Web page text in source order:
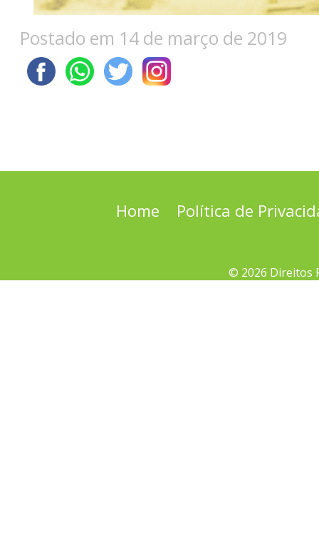
Postado em 14 de março de 2019
Home Política de
© 2026 Direitos